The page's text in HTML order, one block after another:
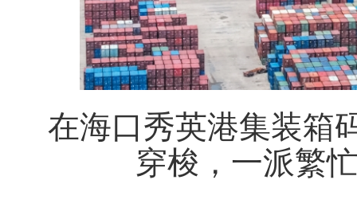
在海口秀英港集装箱
穿梭，一派繁